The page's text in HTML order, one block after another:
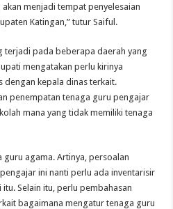
menjadi tempat penyelesaian
Katingan,” tutur Saiful.
terjadi pada beberapa daerah yang
mengatakan perlu kirinya
dengan kepala dinas terkait.
penempatan tenaga guru pengajar
mana yang tidak memiliki tenaga
guru agama. Artinya, persoalan
ini nanti perlu ada inventarisir
Selain itu, perlu pembahasan
bagaimana mengatur tenaga guru